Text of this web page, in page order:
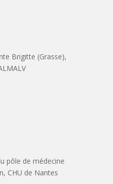
Brigitte (Grasse),
pôle de médecine
CHU de Nantes